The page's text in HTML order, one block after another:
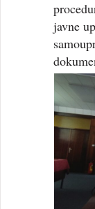
javne